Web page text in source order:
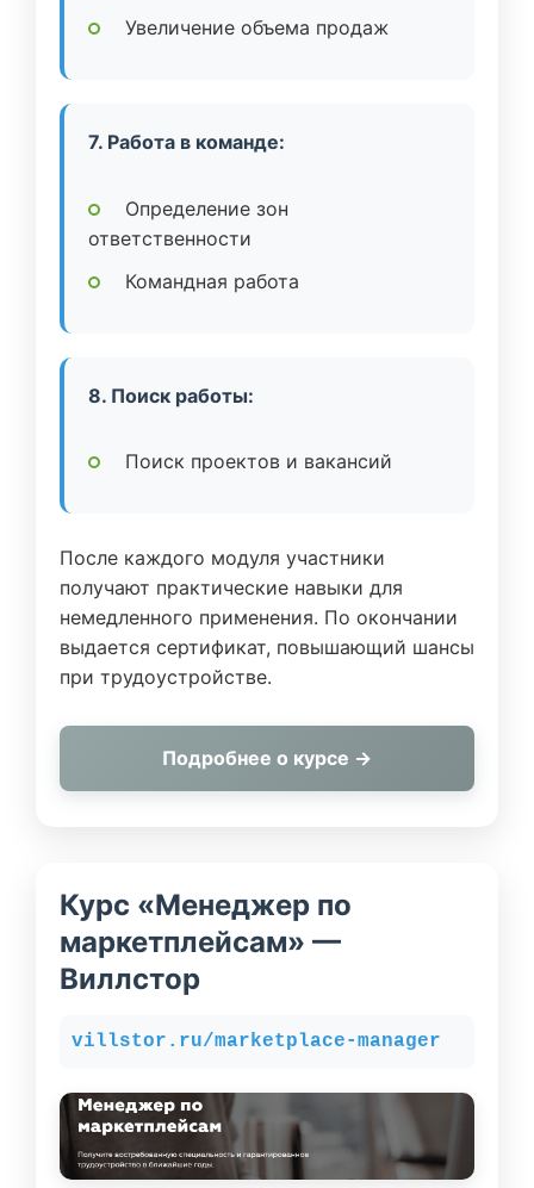
Увеличение объема продаж
7. Работа в команде:
Определение зон
ответственности
Командная работа
8. Поиск работы:
Поиск проектов и вакансий
После каждого модуля участники
получают практические навыки для
немедленного применения. По окончании
выдается сертификат, повышающий шансы
при трудоустройстве.
Подробнее о курсе →
Курс «Менеджер по
маркетплейсам» —
Виллстор
villstor.ru/marketplace-manager